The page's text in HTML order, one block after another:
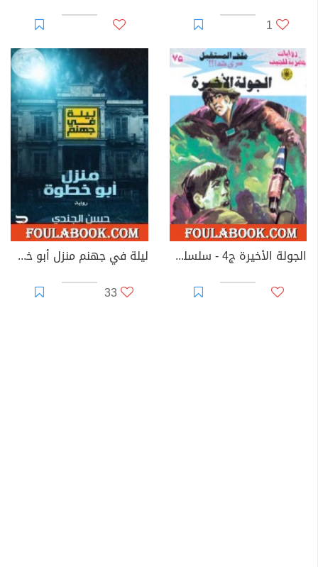
1
الجولة الأخيرة ج4 - سلسلة ملف المستقبل
ليلة في جهنم منزل أبو خطوة
33